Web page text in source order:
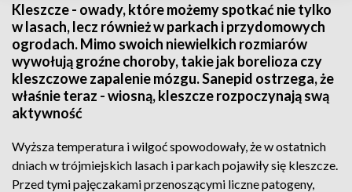
Kleszcze - owady, które możemy spotkać nie tylko
w lasach, lecz również w parkach i przydomowych
ogrodach. Mimo swoich niewielkich rozmiarów
wywołują groźne choroby, takie jak borelioza czy
kleszczowe zapalenie mózgu. Sanepid ostrzega, że
właśnie teraz - wiosną, kleszcze rozpoczynają swą
aktywność
Wyższa temperatura i wilgoć spowodowały, że w ostatnich
dniach w trójmiejskich lasach i parkach pojawiły się kleszcze.
Przed tymi pajęczakami przenoszącymi liczne patogeny,